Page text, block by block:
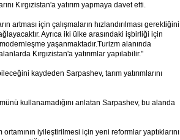
Kırgızistan'a yatırım yapmaya davet etti.
artması için çalışmaların hızlandırılması gerektiğini
Ayrıca iki ülke arasındaki işbirliği için
yaşanmaktadır.Turizm alanında
Kırgızistan'a yatırımlar yapılabilir."
kaydeden Sarpashev, tarım yatırımlarını
kullanamadığını anlatan Sarpashev, bu alanda
ortamının iyileştirilmesi için yeni reformlar yaptıklarını